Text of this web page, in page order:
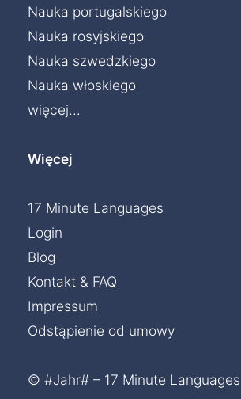
Nauka portugalskiego
Nauka rosyjskiego
Nauka szwedzkiego
Nauka włoskiego
więcej...
Więcej
17 Minute Languages
Login
Blog
Kontakt & FAQ
Impressum
Odstąpienie od umowy
© #Jahr# – 17 Minute Languages